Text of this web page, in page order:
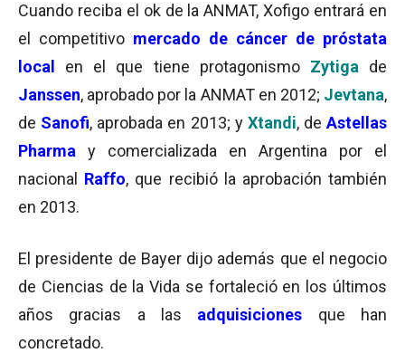
Cuando reciba el ok de la ANMAT, Xofigo entrará en
el competitivo mercado de cáncer de próstata
local
en el que tiene protagonismo Zytiga de
Janssen, aprobado por la ANMAT en 2012; Jevtana,
de Sanofi, aprobada en 2013; y Xtandi, de Astellas
Pharma y comercializada en Argentina por el
nacional Raffo, que recibió la aprobación también
en 2013.
El presidente de Bayer dijo además que el negocio
de Ciencias de la Vida se fortaleció en los últimos
años gracias a las adquisiciones
que han
concretado.